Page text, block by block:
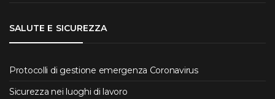
SALUTE E SICUREZZA
Protocolli di gestione emergenza Coronavirus
Sicurezza nei luoghi di lavoro